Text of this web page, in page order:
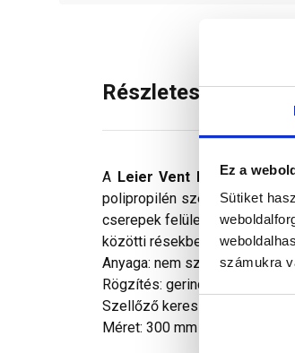
Ez a
Sütiket
számukra
Részletes leírás
A Leier Vent Roll
polipropilén szellőzősávval.
cserepek felületéhez kell
közötti résekbe.
Anyaga: nem szőtt
Rögzítés: gerincléchez
Szellőző keresztmetszet: 250
Méret: 300 mm széles, 5 m